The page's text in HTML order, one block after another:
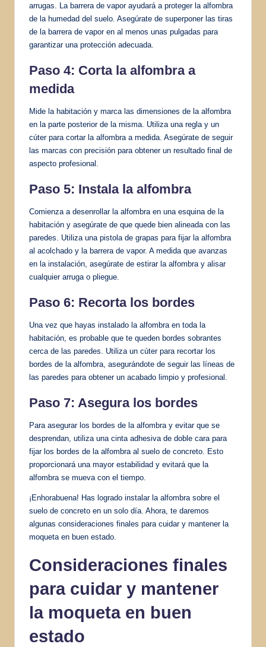
arrugas. La barrera de vapor ayudará a proteger la alfombra
de la humedad del suelo. Asegúrate de superponer las tiras
de la barrera de vapor en al menos unas pulgadas para
garantizar una protección adecuada.
Paso 4: Corta la alfombra a
medida
Mide la habitación y marca las dimensiones de la alfombra
en la parte posterior de la misma. Utiliza una regla y un
cúter para cortar la alfombra a medida. Asegúrate de seguir
las marcas con precisión para obtener un resultado final de
aspecto profesional.
Paso 5: Instala la alfombra
Comienza a desenrollar la alfombra en una esquina de la
habitación y asegúrate de que quede bien alineada con las
paredes. Utiliza una pistola de grapas para fijar la alfombra
al acolchado y la barrera de vapor. A medida que avanzas
en la instalación, asegúrate de estirar la alfombra y alisar
cualquier arruga o pliegue.
Paso 6: Recorta los bordes
Una vez que hayas instalado la alfombra en toda la
habitación, es probable que te queden bordes sobrantes
cerca de las paredes. Utiliza un cúter para recortar los
bordes de la alfombra, asegurándote de seguir las líneas de
las paredes para obtener un acabado limpio y profesional.
Paso 7: Asegura los bordes
Para asegurar los bordes de la alfombra y evitar que se
desprendan, utiliza una cinta adhesiva de doble cara para
fijar los bordes de la alfombra al suelo de concreto. Esto
proporcionará una mayor estabilidad y evitará que la
alfombra se mueva con el tiempo.
¡Enhorabuena! Has logrado instalar la alfombra sobre el
suelo de concreto en un solo día. Ahora, te daremos
algunas consideraciones finales para cuidar y mantener la
moqueta en buen estado.
Consideraciones finales
para cuidar y mantener
la moqueta en buen
estado